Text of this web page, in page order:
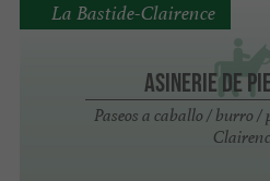
Asinerie de
Paseos a caballo / burro /
La Bastide-Clairence